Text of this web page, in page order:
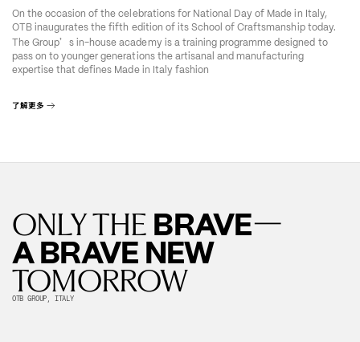
On the occasion of the celebrations for National Day of Made in Italy,
OTB inaugurates the fifth edition of its School of Craftsmanship today.
The Group’s in-house academy is a training programme designed to
pass on to younger generations the artisanal and manufacturing
expertise that defines Made in Italy fashion
了解更多
ONLY THE BRAVE—
A BRAVE NEW
TOMORROW
OTB GROUP, ITALY